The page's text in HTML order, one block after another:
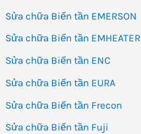
Sửa chữa Biến tần EMERSON
Sửa chữa Biến tần EMHEATER
Sửa chữa Biến tần ENC
Sửa chữa Biến tần EURA
Sửa chữa Biến tần Frecon
Sửa chữa Biến tần Fuji